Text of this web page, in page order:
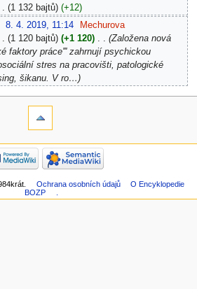
1 132 bajtů
+12
8. 4. 2019, 11:14
Mechurova
1 120 bajtů +1 120 ‎
Založena nová
faktory práce''' zahrnují psychickou
stres na pracovišti, patologické
šikanu. V ro…
Ochrana osobních údajů
O Encyklopedie
BOZP